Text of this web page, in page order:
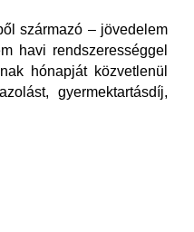
származó – jövedelem
havi rendszerességgel
hónapját közvetlenül
gyermektartásdíj,